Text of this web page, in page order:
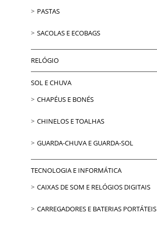
PASTAS
SACOLAS E ECOBAGS
RELÓGIO
SOL E CHUVA
CHAPÉUS E BONÉS
CHINELOS E TOALHAS
GUARDA-CHUVA E GUARDA-SOL
TECNOLOGIA E INFORMÁTICA
CAIXAS DE SOM E RELÓGIOS DIGITAIS
CARREGADORES E BATERIAS PORTÁTEIS